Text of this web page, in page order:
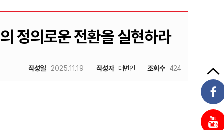
정의로운 전환을 실현하라
작성일 2025.11.19 작성자 대변인 조회수 424